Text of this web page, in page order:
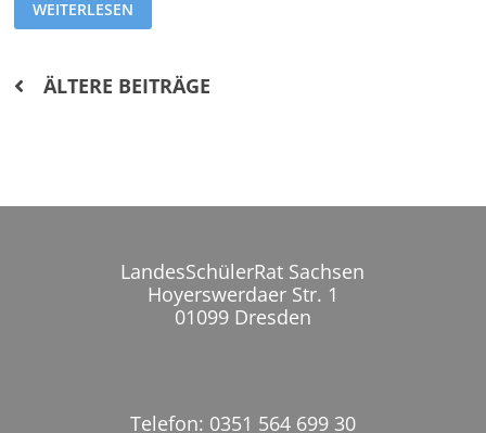
WEITERLESEN
Beitragsnavigation
ÄLTERE BEITRÄGE
LandesSchülerRat Sachsen
Hoyerswerdaer Str. 1
01099 Dresden
Telefon: 0351 564 699 30